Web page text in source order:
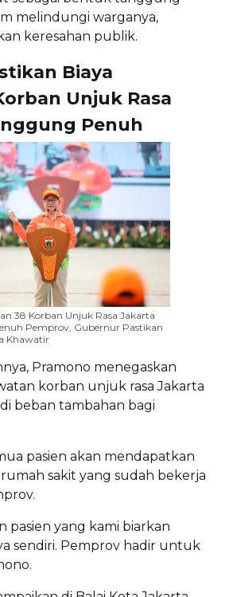
melindungi warganya,
keresahan publik.
Biaya
Unjuk Rasa
Penuh
38 Korban Unjuk Rasa Jakarta
Pemprov, Gubernur Pastikan
Khawatir
Pramono menegaskan
korban unjuk rasa Jakarta
beban tambahan bagi
pasien akan mendapatkan
sakit yang sudah bekerja
pasien yang kami biarkan
sendiri. Pemprov hadir untuk